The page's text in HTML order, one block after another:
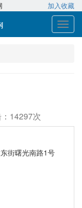
加入收藏
展
开
14297次
街曙光南路1号